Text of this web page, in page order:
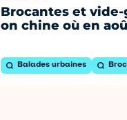
Brocantes et
on chine où en
Balades urbaines